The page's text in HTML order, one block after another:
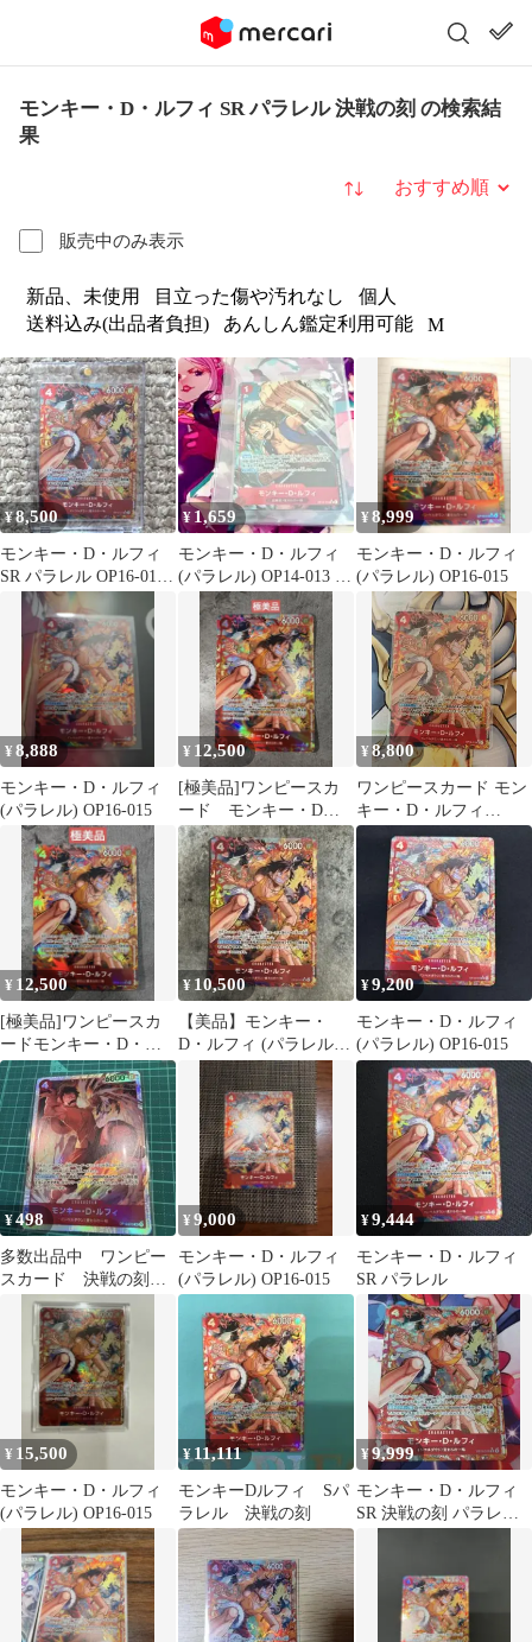
モンキー・D・ルフィ SR パラレル 決戦の刻 の検索結
果
販売中のみ表示
並び替え
新品、未使用 目立った傷や汚れなし
個人
送料込み(出品者負担)
あんしん鑑定利用可能 M
¥8,500
モンキー・D・ルフィ
SR パラレル OP16-015
決戦の刻
¥ 1,659
モンキー・D・ルフィ
(パラレル) OP14-013 蒼
海の七傑
¥8,999
モンキー・D・ルフィ
(パラレル) OP16-015
¥8,888
モンキー・D・ルフィ
(パラレル) OP16-015
¥ 12,500
[極美品]ワンピースカ
ード モンキー・D・
ルフィ (パラレル)
OP16-015
¥8,800
ワンピースカード モン
キー・D・ルフィ
OP16-015 SR パラレ
¥ 12,500
[極美品]ワンピースカ
ードモンキー・D・ル
フィ SR(パラレ
ル)OP16-015
¥ 10,500
【美品】モンキー・
D・ルフィ (パラレル)
OP16-015
¥9,200
モンキー・D・ルフィ
(パラレル) OP16-015
¥498
多数出品中 ワンピー
スカード 決戦の刻
モンキー Dルフィ
¥9,000
モンキー・D・ルフィ
(パラレル) OP16-015
¥9,444
モンキー・D・ルフィ
SR パラレル
¥ 15,500
モンキー・D・ルフィ
(パラレル) OP16-015
¥ 11,111
モンキーDルフィ Sパ
ラレル 決戦の刻
¥9,999
モンキー・D・ルフィ
SR 決戦の刻 パラレル